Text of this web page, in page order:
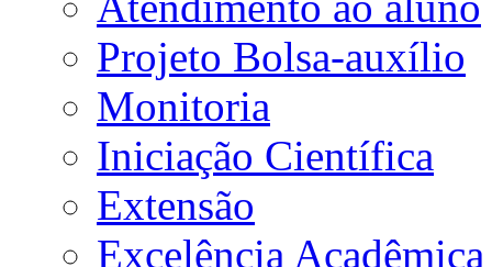
Projeto Bolsa-auxílio
Monitoria
Iniciação Científica
Extensão
Excelência Acadêmica